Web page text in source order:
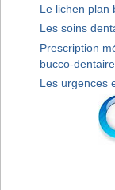
Le lichen plan
Les soins
Prescription
bucco-
Les urgences